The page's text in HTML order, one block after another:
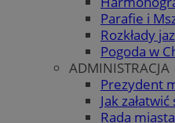
Parafie i
Rozkłady
Pogoda w
ADMINISTRACJA
Prezydent
Jak
Rada miasta